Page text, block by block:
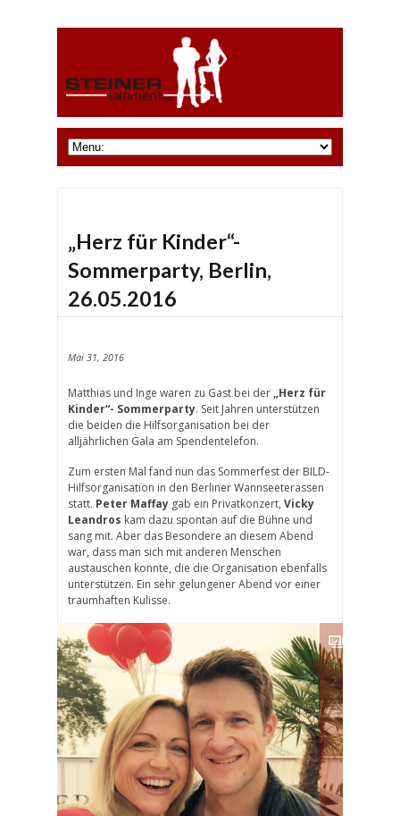
„Herz für Kinder“-
Sommerparty, Berlin,
26.05.2016
Mai 31, 2016
Matthias und Inge waren zu Gast bei der „Herz für
Kinder“- Sommerparty. Seit Jahren unterstützen
die beiden die Hilfsorganisation bei der
alljährlichen Gala am Spendentelefon.
Zum ersten Mal fand nun das Sommerfest der BILD-
Hilfsorganisation in den Berliner Wannseeterassen
statt. Peter Maffay gab ein Privatkonzert, Vicky
Leandros kam dazu spontan auf die Bühne und
sang mit. Aber das Besondere an diesem Abend
war, dass man sich mit anderen Menschen
austauschen konnte, die die Organisation ebenfalls
unterstützen. Ein sehr gelungener Abend vor einer
traumhaften Kulisse.
1
2
3
4